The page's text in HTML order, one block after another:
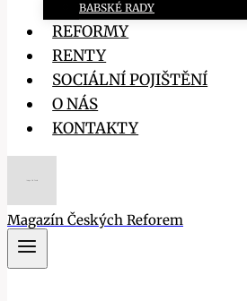
BABSKÉ RADY
REFORMY
RENTY
SOCIÁLNÍ POJIŠTĚNÍ
O NÁS
KONTAKTY
Magazín Českých Reforem